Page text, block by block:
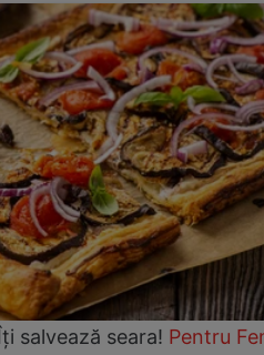
salvează seara! Pentru